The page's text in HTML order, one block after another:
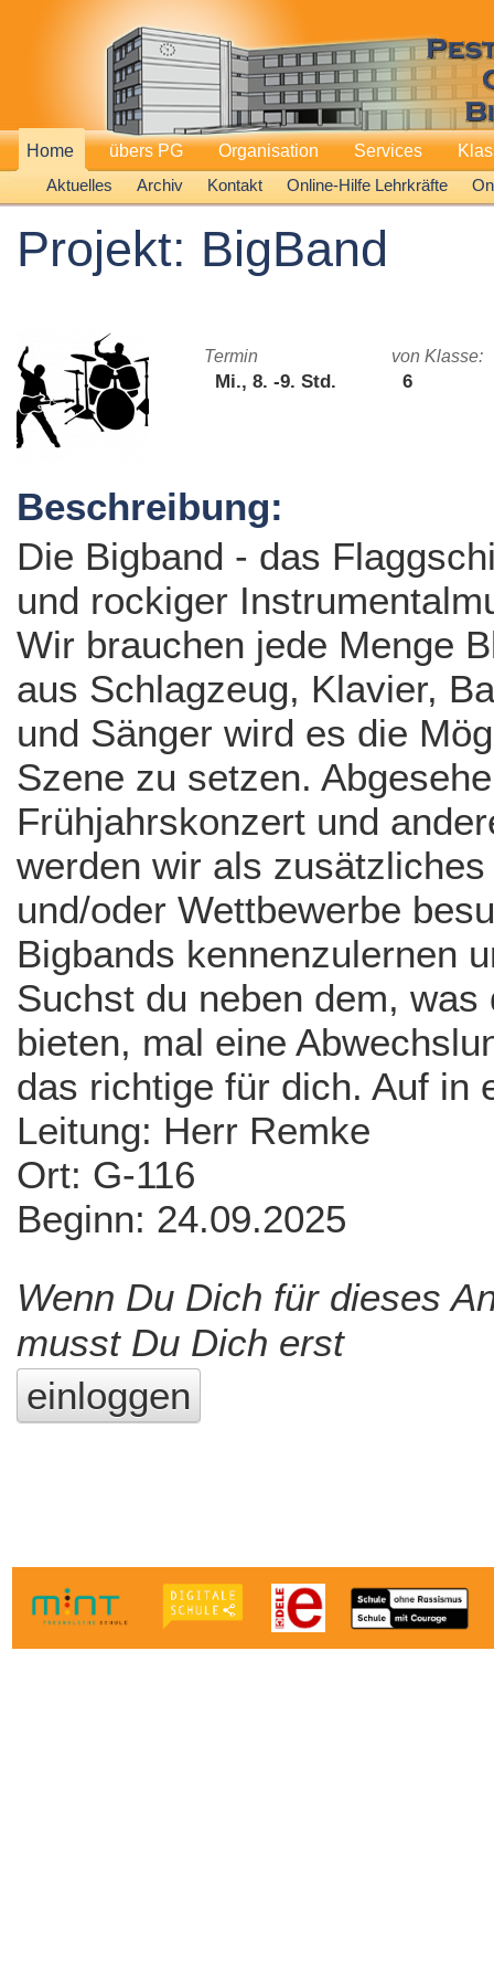
Home
Aktuelles
Archiv Kontakt Online-Hilfe Lehrkräfte
übers PG Organisation Services
Projekt: BigBand
Termin
Mi., 8. -9. Std.
von Klasse:
6
Beschreibung:
Die Bigband - das
und rockiger
Wir brauchen jede Menge
aus Schlagzeug, Klavier,
und Sänger wird es die
Szene zu setzen.
Frühjahrskonzert und
werden wir als
und/oder Wettbewerbe
Bigbands kennenzulernen
Suchst du neben dem,
bieten, mal eine
das richtige für dich. Auf in
Leitung: Herr Remke
Ort: G-116
Beginn: 24.09.2025
Wenn Du Dich für dieses
musst Du Dich erst
einloggen